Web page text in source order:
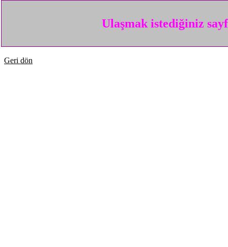
Ulaşmak istediğiniz
Geri dön